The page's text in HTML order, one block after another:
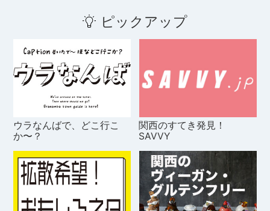
ピックアップ
ウラなんばで、どこ行こ
か〜？
関西のすてき発見！
SAVVY